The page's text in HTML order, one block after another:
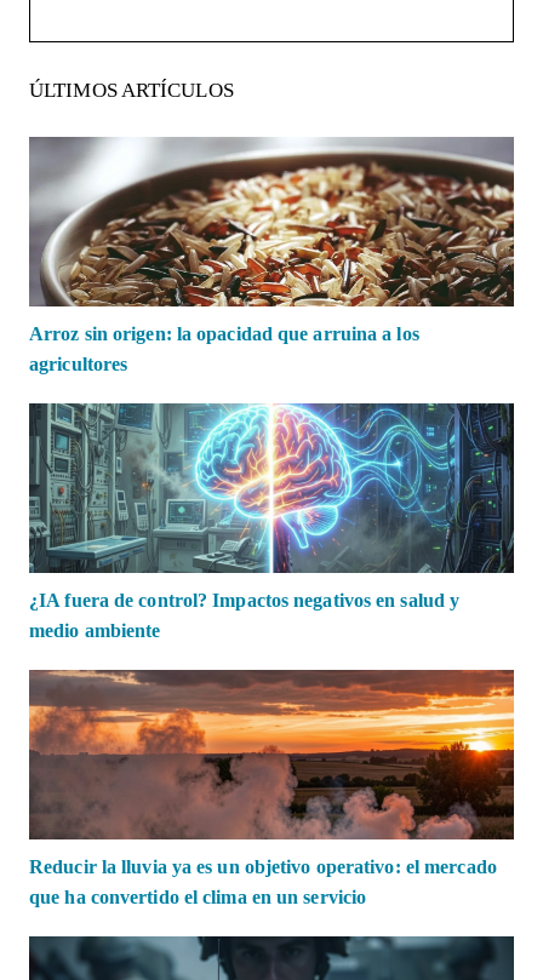
ÚLTIMOS ARTÍCULOS
Arroz sin origen: la opacidad que arruina a los
agricultores
¿IA fuera de control? Impactos negativos en salud y
medio ambiente
Reducir la lluvia ya es un objetivo operativo: el mercado
que ha convertido el clima en un servicio